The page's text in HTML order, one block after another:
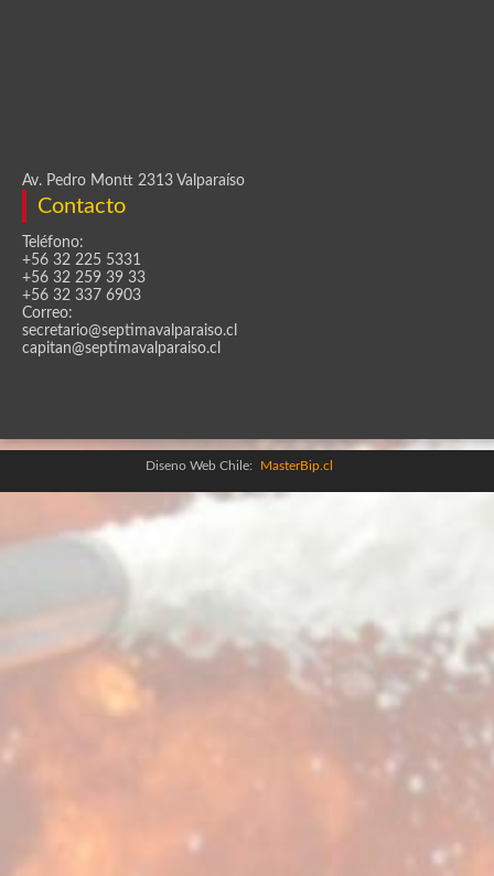
Av. Pedro Montt 2313 Valparaíso
Contacto
Teléfono:
+56 32 225 5331
+56 32 259 39 33
+56 32 337 6903
Correo:
secretario@septimavalparaiso.cl
capitan@septimavalparaiso.cl
Diseno Web Chile: MasterBip.cl